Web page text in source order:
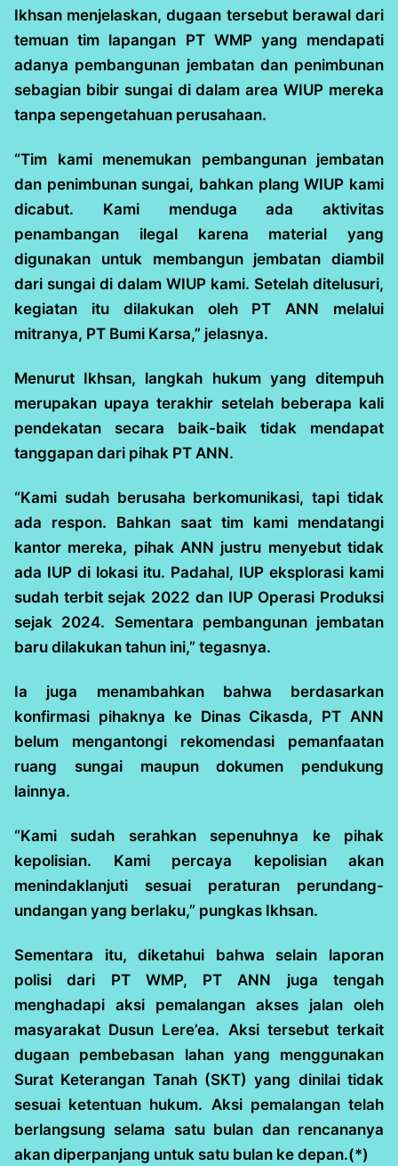
Ikhsan menjelaskan, dugaan tersebut berawal dari
temuan tim lapangan PT WMP yang mendapati
adanya pembangunan jembatan dan penimbunan
sebagian bibir sungai di dalam area WIUP mereka
tanpa sepengetahuan perusahaan.
“Tim kami menemukan pembangunan jembatan
dan penimbunan sungai, bahkan plang WIUP kami
dicabut. Kami menduga ada aktivitas
penambangan ilegal karena material yang
digunakan untuk membangun jembatan diambil
dari sungai di dalam WIUP kami. Setelah ditelusuri,
kegiatan itu dilakukan oleh PT ANN melalui
mitranya, PT Bumi Karsa,” jelasnya.
Menurut Ikhsan, langkah hukum yang ditempuh
merupakan upaya terakhir setelah beberapa kali
pendekatan secara baik-baik tidak mendapat
tanggapan dari pihak PT ANN.
“Kami sudah berusaha berkomunikasi, tapi tidak
ada respon. Bahkan saat tim kami mendatangi
kantor mereka, pihak ANN justru menyebut tidak
ada IUP di lokasi itu. Padahal, IUP eksplorasi kami
sudah terbit sejak 2022 dan IUP Operasi Produksi
sejak 2024. Sementara pembangunan jembatan
baru dilakukan tahun ini,” tegasnya.
Ia juga menambahkan bahwa berdasarkan
konfirmasi pihaknya ke Dinas Cikasda, PT ANN
belum mengantongi rekomendasi pemanfaatan
ruang sungai maupun dokumen pendukung
lainnya.
“Kami sudah serahkan sepenuhnya ke pihak
kepolisian. Kami percaya kepolisian akan
menindaklanjuti sesuai peraturan perundang-
undangan yang berlaku,” pungkas Ikhsan.
Sementara itu, diketahui bahwa selain laporan
polisi dari PT WMP, PT ANN juga tengah
menghadapi aksi pemalangan akses jalan oleh
masyarakat Dusun Lere’ea. Aksi tersebut terkait
dugaan pembebasan lahan yang menggunakan
Surat Keterangan Tanah (SKT) yang dinilai tidak
sesuai ketentuan hukum. Aksi pemalangan telah
berlangsung selama satu bulan dan rencananya
akan diperpanjang untuk satu bulan ke depan.(*)